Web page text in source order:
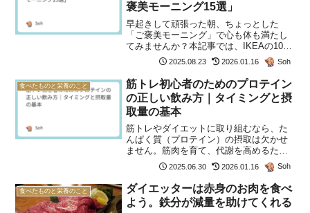
褒美モーニング15選」
早起きして頑張った朝、ちょっとした
「ご褒美モーニング」で心も体も満たし
てみませんか？本記事では、IKEAの100
円モーニングから、フルーツたっぷりの
京橋千疋屋やロイヤルホストの豪華ビュ
ッフェまで、2000円以内で楽しめる選り
すぐりの15店を...
2025.08.23 2026.01.16 Soh
食べたものと栄養のこと
筋トレ初心者のためのプロテイン
の正しい飲み方｜タイミングと摂
取量の基本
筋トレやダイエットに取り組むなら、た
んぱく質（プロテイン）の摂取は欠かせ
ません。筋肉を育て、代謝を高めるため
に、日々の生活にうまくプロテインを取
り入れることが大切です。本記事では、
これから筋トレを始める方やプロテイン
初心者の方に向けて、プロ...
2025.06.30 2026.01.16 Soh
食べたものと栄養のこと
ダイエッターは赤身のお肉を食べ
よう。鉄分が減量を助けてくれる